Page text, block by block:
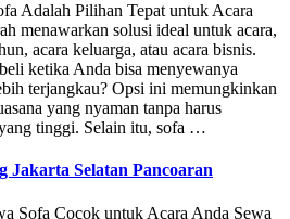
Adalah Pilihan Tepat untuk Acara
menawarkan solusi ideal untuk acara,
acara keluarga, atau acara bisnis.
ketika Anda bisa menyewanya
terjangkau? Opsi ini memungkinkan
yang nyaman tanpa harus
tinggi. Selain itu, sofa …
Jakarta Selatan Pancoaran
Sofa Cocok untuk Acara Anda Sewa